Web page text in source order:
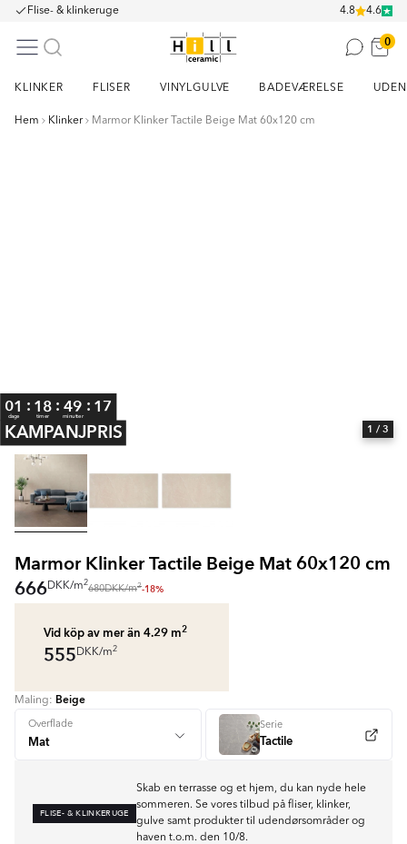
Flise- & klinkeruge 4.8 4.6
0
KLINKER FLISER VINYLGULVE BADEVÆRELSE
Hem Klinker Marmor Klinker Tactile Beige Mat 60x120 cm
01
dage
: 18
timer
: 49
minutter
: 17
KAMPANJPRIS 1 / 3
Marmor Klinker Tactile Beige Mat 60x120 cm
666DKK/m2
680DKK/m2-18%
Vid köp av mer än 4.29 m2
555 DKK/m2
Maling: Beige
Overflade Serie
Tactile
FLISE- & KLINKERUGE
Skab en terrasse og et hjem, du kan nyde hele
sommeren. Se vores tilbud på fliser, klinker,
gulve samt produkter til udendørsområder og
haven t.o.m. den 10/8.